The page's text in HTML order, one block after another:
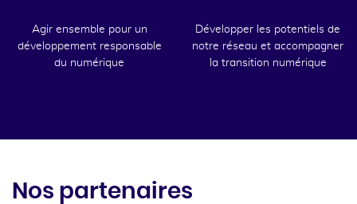
Agir ensemble pour un
développement responsable
du numérique
Développer les potentiels de
notre réseau et accompagner
la transition numérique
Nos partenaires